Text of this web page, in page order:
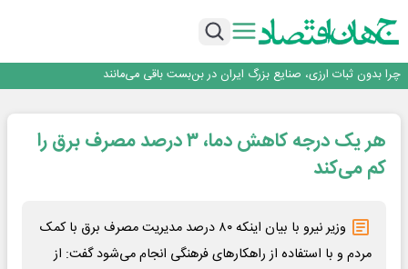
روزنامه ۱۷ مرداد
چرا بدون ثبات ارزی، صنایع بزرگ ایران در بن‌بست باقی می‌مانند
روزنامه ۱۷ مرداد
افزایش قیمت بلیت اتوبوس فصلی شد؟
هر یک درجه کاهش دما، ۳ درصد مصرف برق را
کم می‌کند
وزیر نیرو با بیان اینکه ۸۰ درصد مدیریت مصرف برق با کمک
مردم و با استفاده از راهکارهای فرهنگی انجام می‌شود گفت: از